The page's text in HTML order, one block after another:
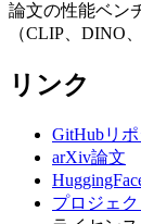
論文の性能ベン
（CLIP、DINO
リンク
GitHubリポ
arXiv論文
プロジェ